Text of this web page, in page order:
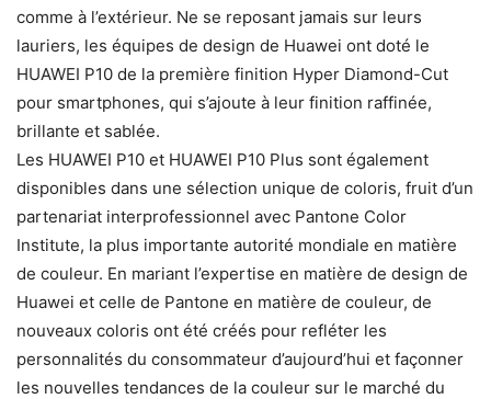
comme à l’extérieur. Ne se reposant jamais sur leurs
lauriers, les équipes de design de Huawei ont doté le
HUAWEI P10 de la première finition Hyper Diamond-Cut
pour smartphones, qui s’ajoute à leur finition raffinée,
brillante et sablée.
Les HUAWEI P10 et HUAWEI P10 Plus sont également
disponibles dans une sélection unique de coloris, fruit d’un
partenariat interprofessionnel avec Pantone Color
Institute, la plus importante autorité mondiale en matière
de couleur. En mariant l’expertise en matière de design de
Huawei et celle de Pantone en matière de couleur, de
nouveaux coloris ont été créés pour refléter les
personnalités du consommateur d’aujourd’hui et façonner
les nouvelles tendances de la couleur sur le marché du